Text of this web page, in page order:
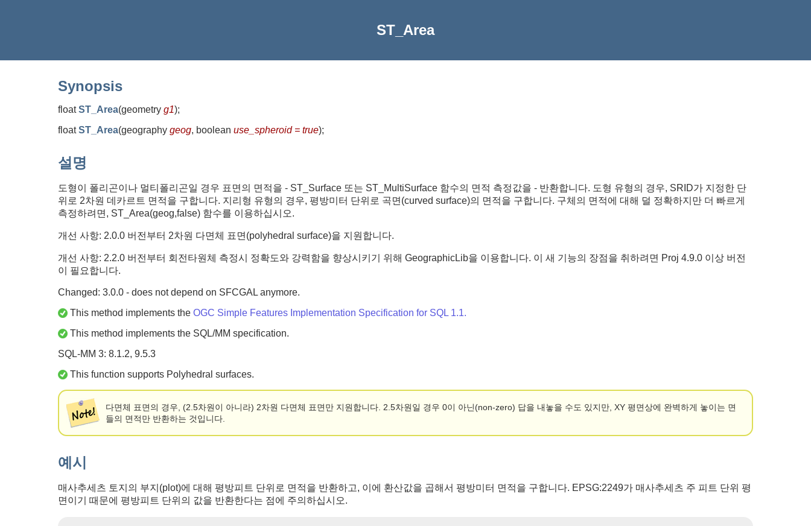
ST_Area
Synopsis
floatST_Area(geometry g1);
floatST_Area(geography geog, boolean use_spheroid = true);
설명
도형이 폴리곤이나 멀티폴리곤일 경우 표면의 면적을 - ST_Surface 또는 ST_MultiSurface 함수의 면적 측정값을 - 반환합니다. 도형 유형의 경우, SRID가 지정한 단
위로 2차원 데카르트 면적을 구합니다. 지리형 유형의 경우, 평방미터 단위로 곡면(curved surface)의 면적을 구합니다. 구체의 면적에 대해 덜 정확하지만 더 빠르게
측정하려면, ST_Area(geog,false) 함수를 이용하십시오.
개선 사항: 2.0.0 버전부터 2차원 다면체 표면(polyhedral surface)을 지원합니다.
개선 사항: 2.2.0 버전부터 회전타원체 측정시 정확도와 강력함을 향상시키기 위해 GeographicLib을 이용합니다. 이 새 기능의 장점을 취하려면 Proj 4.9.0 이상 버전
이 필요합니다.
Changed: 3.0.0 - does not depend on SFCGAL anymore.
This method implements the OGC Simple Features Implementation Specification for SQL 1.1.
This method implements the SQL/MM specification.
SQL-MM 3: 8.1.2, 9.5.3
This function supports Polyhedral surfaces.
다면체 표면의 경우, (2.5차원이 아니라) 2차원 다면체 표면만 지원합니다. 2.5차원일 경우 0이 아닌(non-zero) 답을 내놓을 수도 있지만, XY 평면상에 완벽하게 놓이는 면
들의 면적만 반환하는 것입니다.
예시
매사추세츠 토지의 부지(plot)에 대해 평방피트 단위로 면적을 반환하고, 이에 환산값을 곱해서 평방미터 면적을 구합니다. EPSG:2249가 매사추세츠 주 피트 단위 평
면이기 때문에 평방피트 단위의 값을 반환한다는 점에 주의하십시오.